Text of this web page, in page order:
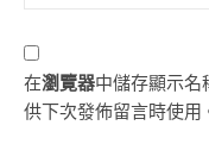
在瀏覽器中儲存顯示名
供下次發佈留言時使用